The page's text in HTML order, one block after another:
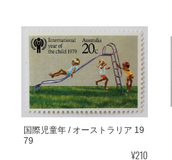
国際児童年 / オーストラリア 19
79
¥210